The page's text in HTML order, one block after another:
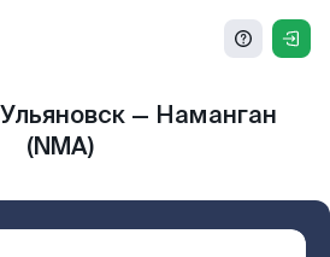
— Наманган
(NMA)